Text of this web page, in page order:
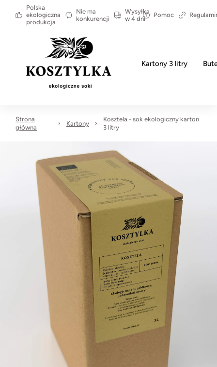
Polska
ekologiczna
produkcja
Nie ma
konkurencji
Wysyłka
w 4 dni
Pomoc
Kartony 3 litry
Strona
główna
Kartony
Kosztela - sok ekologiczny karton
3 litry